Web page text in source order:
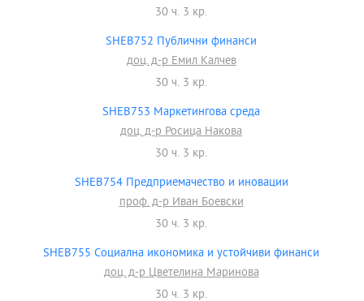
30 ч. 3 кр.
SHEB752 Публични финанси
доц. д-р Емил Калчев
30 ч. 3 кр.
SHEB753 Маркетингова среда
доц. д-р Росица Накова
30 ч. 3 кр.
SHEB754 Предприемачество и иновации
проф. д-р Иван Боевски
30 ч. 3 кр.
SHEB755 Социална икономика и устойчиви финанси
доц. д-р Цветелина Маринова
30 ч. 3 кр.